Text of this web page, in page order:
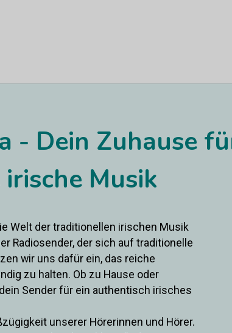
- Dein Zuhause
Musik
Welt der traditionellen irischen Musik
Radiosender, der sich auf traditionelle
wir uns dafür ein, das reiche
zu halten. Ob zu Hause oder
Sender für ein authentisch irisches
unserer Hörerinnen und Hörer.